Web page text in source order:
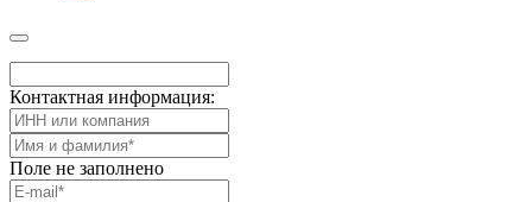
Контактная информация:
Поле не заполнено